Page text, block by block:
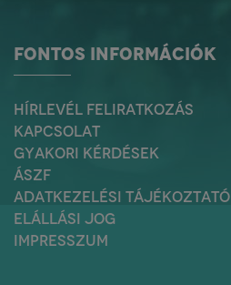
FONTOS INFORMÁCIÓK
HÍRLEVÉL FELIRATKOZÁS
KAPCSOLAT
GYAKORI KÉRDÉSEK
ÁSZF
ADATKEZELÉSI TÁJÉKOZTATÓ
ELÁLLÁSI JOG
IMPRESSZUM